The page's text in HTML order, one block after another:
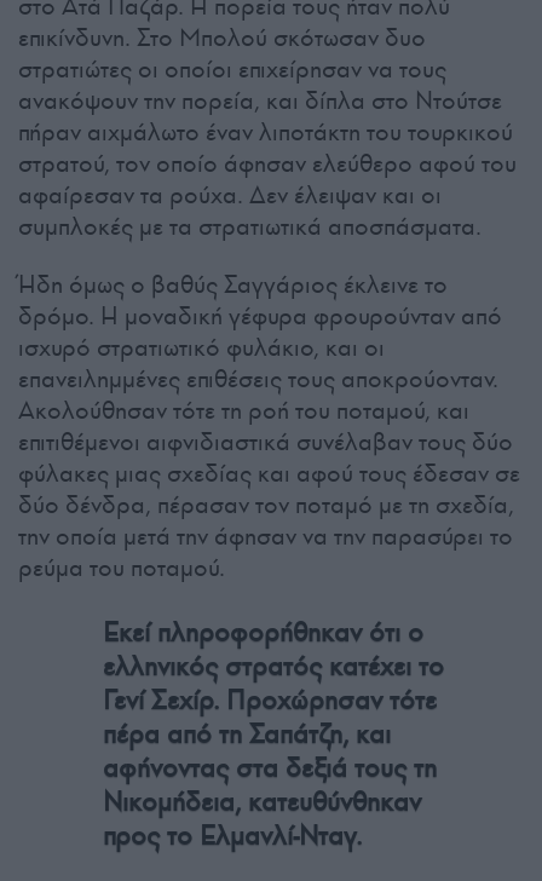
επικίνδυνη. Στο Μπολού σκότωσαν δυο
στρατιώτες οι οποίοι επιχείρησαν να τους
ανακόψουν την πορεία, και δίπλα στο Ντούτσε
πήραν αιχμάλωτο έναν λιποτάκτη του τουρκικού
στρατού, τον οποίο άφησαν ελεύθερο αφού του
αφαίρεσαν τα ρούχα. Δεν έλειψαν και οι
συμπλοκές με τα στρατιωτικά αποσπάσματα.
Ήδη όμως ο βαθύς Σαγγάριος έκλεινε το
δρόμο. Η μοναδική γέφυρα φρουρούνταν από
ισχυρό στρατιωτικό φυλάκιο, και οι
επανειλημμένες επιθέσεις τους αποκρούονταν.
Ακολούθησαν τότε τη ροή του ποταμού, και
επιτιθέμενοι αιφνιδιαστικά συνέλαβαν τους δύο
φύλακες μιας σχεδίας και αφού τους έδεσαν σε
δύο δένδρα, πέρασαν τον ποταμό με τη σχεδία,
την οποία μετά την άφησαν να την παρασύρει το
ρεύμα του ποταμού.
Εκεί πληροφορήθηκαν ότι ο
ελληνικός στρατός κατέχει το
Γενί Σεχίρ. Προχώρησαν τότε
πέρα από τη Σαπάτζη, και
αφήνοντας στα δεξιά τους τη
Νικομήδεια, κατευθύνθηκαν
προς το Ελμανλί-Νταγ.